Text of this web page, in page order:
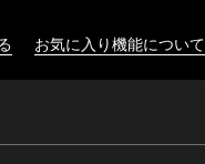
お気に入り機能について